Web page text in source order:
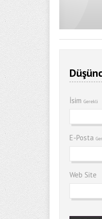
İsim Gerekli
E-Posta
Web Site